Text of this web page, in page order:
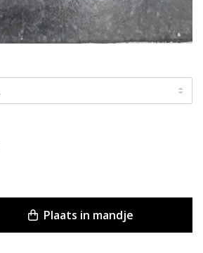
Plaats in mandje